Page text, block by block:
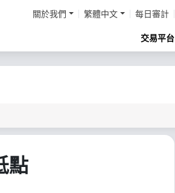
關於我們 繁體中文 每日審計
交易平台
點